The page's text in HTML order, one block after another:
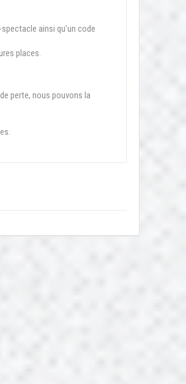
ainsi qu’un code
places.
perte, nous pouvons la